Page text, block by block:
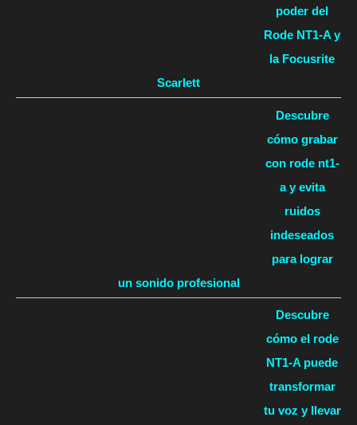
poder del
Rode NT1-A y
la Focusrite
Scarlett
Descubre
cómo grabar
con rode nt1-
a y evita
ruidos
indeseados
para lograr
un sonido profesional
Descubre
cómo el rode
NT1-A puede
transformar
tu voz y llevar